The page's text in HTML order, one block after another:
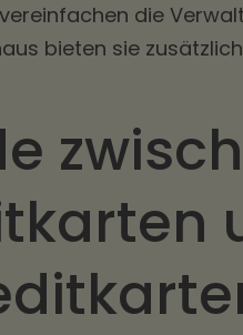
die
bieten sie